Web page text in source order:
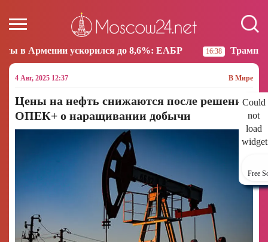
до 8,6%: ЕАБР 16:38 Трамп: США больше не
4 Авг, 2025 12:37 В Мире
Could
not
load
Free
Цены на нефть снижаются после решения
ОПЕК+ о наращивании добычи